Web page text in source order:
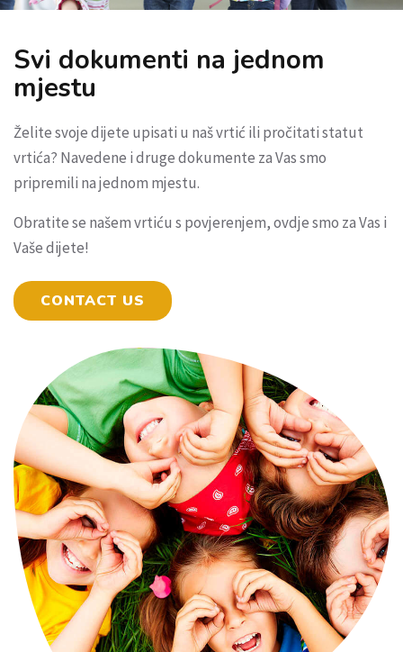
Svi dokumenti na jednom
mjestu
Želite svoje dijete upisati u naš vrtić ili pročitati statut
vrtića? Navedene i druge dokumente za Vas smo
pripremili na jednom mjestu.
Obratite se našem vrtiću s povjerenjem, ovdje smo za Vas i
Vaše dijete!
CONTACT US